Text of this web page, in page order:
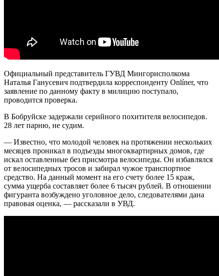
Официальный представитель ГУВД Мингорисполкома
Наталья Ганусевич подтвердила корреспонденту Onlíner, что
заявление по данному факту в милицию поступало,
проводится проверка.
В Бобруйске задержали серийного похитителя велосипедов.
28 лет парню, не судим.
— Известно, что молодой человек на протяжении нескольких
месяцев проникал в подъезды многоквартирных домов, где
искал оставленные без присмотра велосипеды. Он избавлялся
от велосипедных тросов и забирал чужое транспортное
средство. На данный момент на его счету более 15 краж,
сумма ущерба составляет более 6 тысяч рублей. В отношении
фигуранта возбуждено уголовное дело, следователями дана
правовая оценка, — рассказали в УВД.